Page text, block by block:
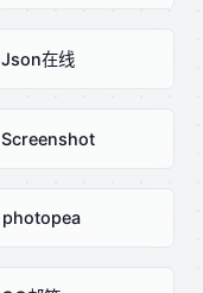
Json在线
Screenshot
photopea